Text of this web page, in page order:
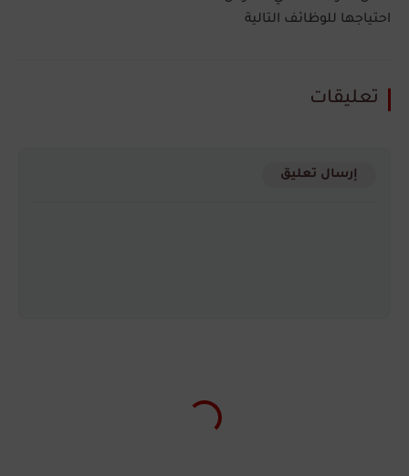
احتياجها للوظائف التالية
تعليقات
إرسال تعليق